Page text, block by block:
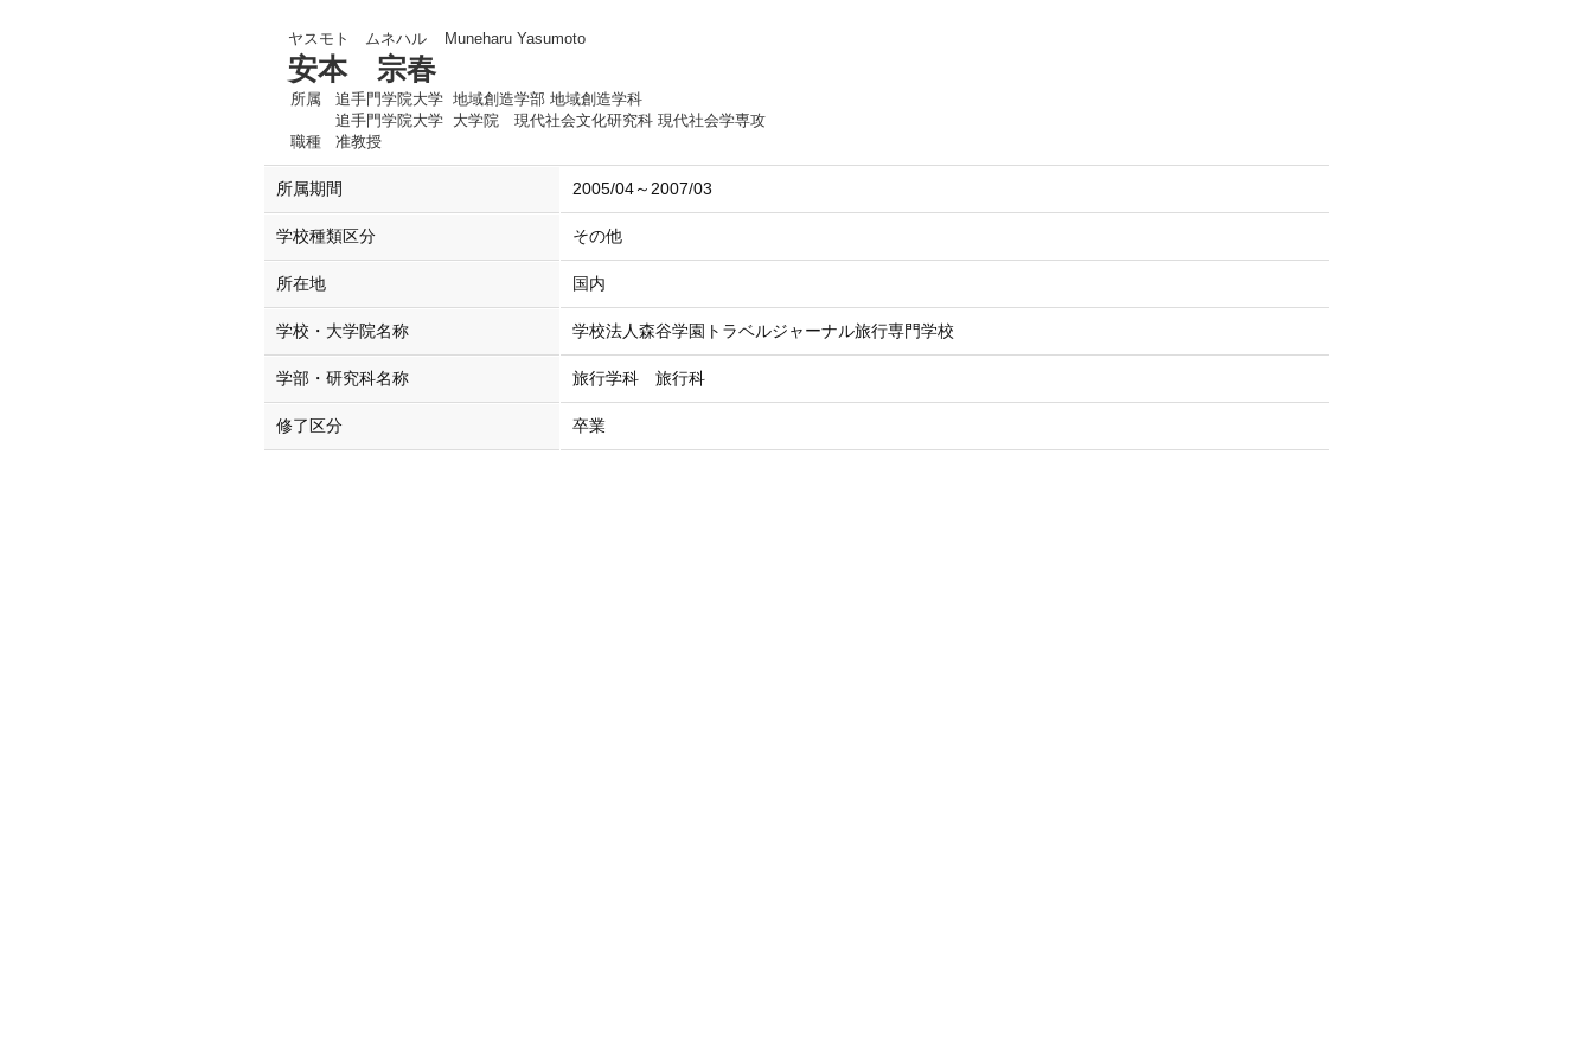
ヤスモト ムネハル Muneharu Yasumoto
安本 宗春
所属
追手門学院大学 地域創造学部 地域創造学科
追手門学院大学 大学院 現代社会文化研究科 現代社会学専攻
職種
准教授
所属期間 2005/04～2007/03
学校種類区分 その他
所在地 国内
学校・大学院名称 学校法人森谷学園トラベルジャーナル旅行専門学校
学部・研究科名称 旅行学科 旅行科
修了区分 卒業